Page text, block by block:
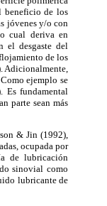
beneficio de los
jóvenes y/o con
cual deriva en
el desgaste del
de los
Adicionalmente,
ejemplo se
Es fundamental
parte sean más
& Jin (1992),
ocupada por
de lubricación
sinovial como
lubricante de